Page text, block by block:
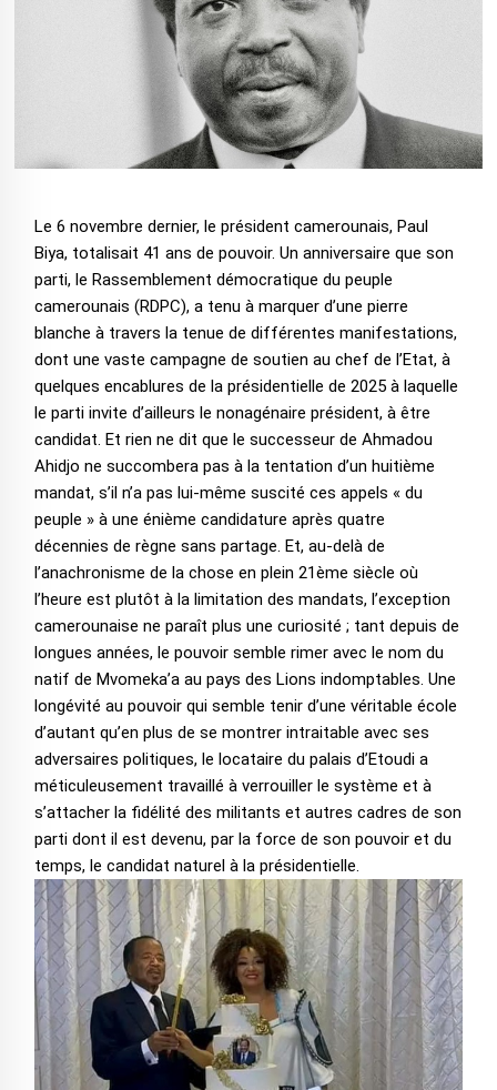
Le 6 novembre dernier, le président camerounais, Paul
Biya, totalisait 41 ans de pouvoir. Un anniversaire que son
parti, le Rassemblement démocratique du peuple
camerounais (RDPC), a tenu à marquer d’une pierre
blanche à travers la tenue de différentes manifestations,
dont une vaste campagne de soutien au chef de l’Etat, à
quelques encablures de la présidentielle de 2025 à laquelle
le parti invite d’ailleurs le nonagénaire président, à être
candidat. Et rien ne dit que le successeur de Ahmadou
Ahidjo ne succombera pas à la tentation d’un huitième
mandat, s’il n’a pas lui-même suscité ces appels « du
peuple » à une énième candidature après quatre
décennies de règne sans partage. Et, au-delà de
l’anachronisme de la chose en plein 21ème siècle où
l’heure est plutôt à la limitation des mandats, l’exception
camerounaise ne paraît plus une curiosité ; tant depuis de
longues années, le pouvoir semble rimer avec le nom du
natif de Mvomeka’a au pays des Lions indomptables. Une
longévité au pouvoir qui semble tenir d’une véritable école
d’autant qu’en plus de se montrer intraitable avec ses
adversaires politiques, le locataire du palais d’Etoudi a
méticuleusement travaillé à verrouiller le système et à
s’attacher la fidélité des militants et autres cadres de son
parti dont il est devenu, par la force de son pouvoir et du
temps, le candidat naturel à la présidentielle.